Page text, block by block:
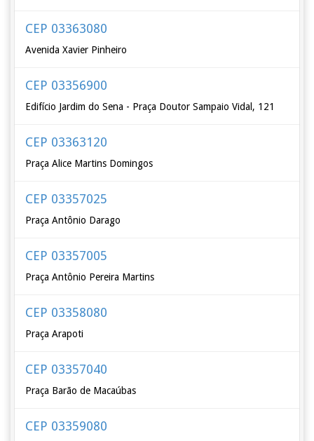
CEP 03363080
Avenida Xavier Pinheiro
CEP 03356900
Edifício Jardim do Sena - Praça Doutor Sampaio Vidal, 121
CEP 03363120
Praça Alice Martins Domingos
CEP 03357025
Praça Antônio Darago
CEP 03357005
Praça Antônio Pereira Martins
CEP 03358080
Praça Arapoti
CEP 03357040
Praça Barão de Macaúbas
CEP 03359080